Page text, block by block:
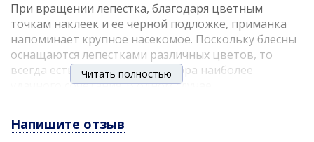
При вращении лепестка, благодаря цветным
точкам наклеек и ее черной подложке, приманка
напоминает крупное насекомое. Поскольку блесны
оснащаются лепестками различных цветов, то
всегда есть возможность выбора наиболее
удачного сочетания. В одном случае,
контрастирующая с окружающим фоном, в другом
— «покровительственная», т.е. маскирующая (такой
Читать полностью
Напишите отзыв